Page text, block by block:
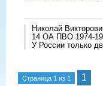
Николай
14 ОА ПВО 1974-
У России только
Страница 1 из 1 1